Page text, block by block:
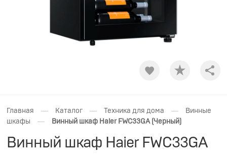
Главная — Каталог — Техника для дома —
Винные
шкафы
— Винный шкаф Haier FWC33GA (Черный)
Винный шкаф Haier FWC33GA